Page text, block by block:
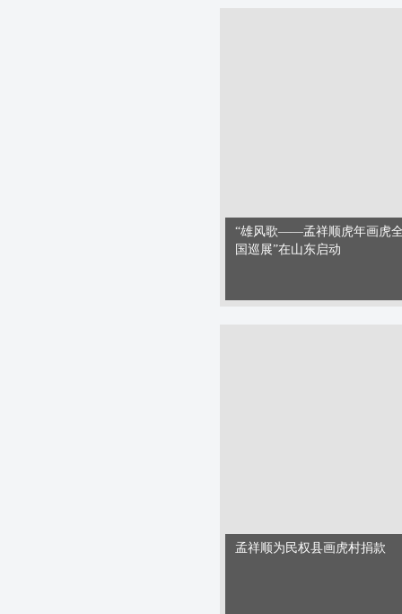
“雄风歌——孟祥顺虎年画虎
国巡展”在山东启动
孟祥顺为民权县画虎村捐款